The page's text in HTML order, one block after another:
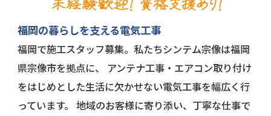
福岡の暮らしを支える電気工事
福岡で施工スタッフ募集。私たちシンテム宗像は福岡
県宗像市を拠点に、
アンテナ工事・エアコン取り付け
をはじめとした生活に欠かせない電気工事を幅広く行
っています。 地域のお客様に寄り添い、丁寧な仕事で